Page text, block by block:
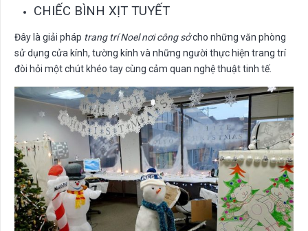
CHIẾC BÌNH XỊT TUYẾT
Đây là giải pháp trang trí Noel nơi công sởcho những văn phòng
sử dụng cửa kính, tường kính và những người thực hiện trang trí
đòi hỏi một chút khéo tay cùng cảm quan nghệ thuật tinh tế.